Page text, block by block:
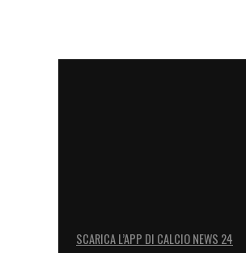
SCARICA L’APP DI CALCIO NEWS 24